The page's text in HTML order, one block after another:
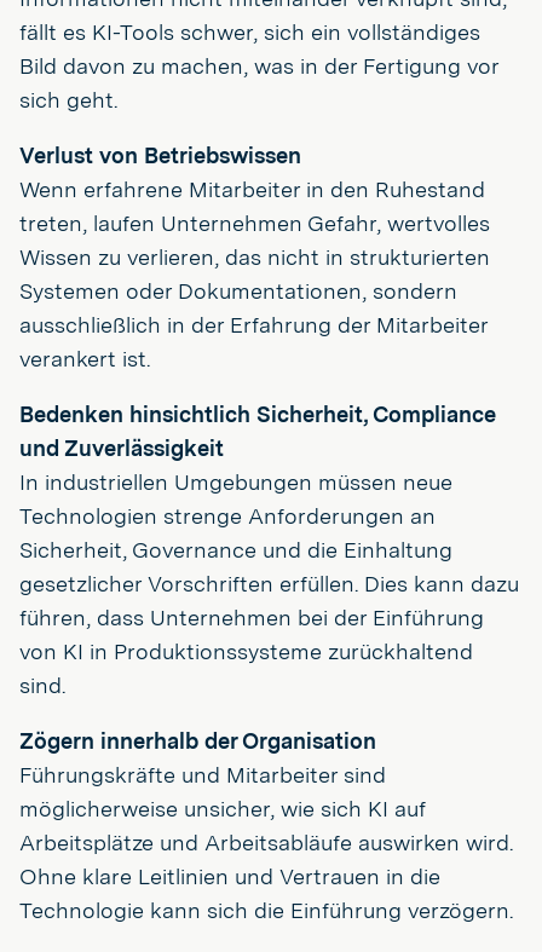
fällt es KI-Tools schwer, sich ein vollständiges
Bild davon zu machen, was in der Fertigung vor
sich geht.
Verlust von Betriebswissen
Wenn erfahrene Mitarbeiter in den Ruhestand
treten, laufen Unternehmen Gefahr, wertvolles
Wissen zu verlieren, das nicht in strukturierten
Systemen oder Dokumentationen, sondern
ausschließlich in der Erfahrung der Mitarbeiter
verankert ist.
Bedenken hinsichtlich Sicherheit, Compliance
und Zuverlässigkeit
In industriellen Umgebungen müssen neue
Technologien strenge Anforderungen an
Sicherheit, Governance und die Einhaltung
gesetzlicher Vorschriften erfüllen. Dies kann dazu
führen, dass Unternehmen bei der Einführung
von KI in Produktionssysteme zurückhaltend
sind.
Zögern innerhalb der Organisation
Führungskräfte und Mitarbeiter sind
möglicherweise unsicher, wie sich KI auf
Arbeitsplätze und Arbeitsabläufe auswirken wird.
Ohne klare Leitlinien und Vertrauen in die
Technologie kann sich die Einführung verzögern.